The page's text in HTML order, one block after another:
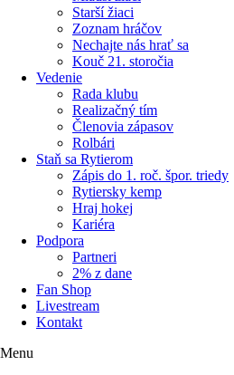
Starší žiaci
Zoznam hráčov
Nechajte nás hrať sa
Kouč 21. storočia
Vedenie
Rada klubu
Realizačný tím
Členovia zápasov
Rolbári
Staň sa Rytierom
Zápis do 1. roč. špor. triedy
Rytiersky kemp
Hraj hokej
Kariéra
Podpora
Partneri
2% z dane
Fan Shop
Livestream
Kontakt
Menu